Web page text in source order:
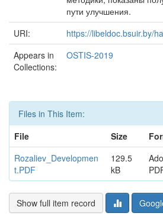
пути улучшения.
URI:
https://libeldoc.bsuir.by/
Appears in
Collections:
OSTIS-2019
Files in This Item:
File
Size
Rozaliev_Developmen
t.PDF
129.5
kB
Show full item record